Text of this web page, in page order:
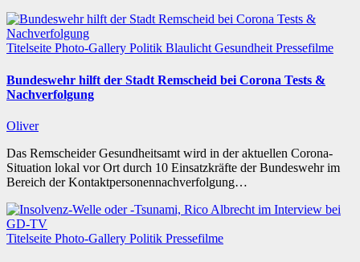
Titelseite Photo-Gallery Politik Blaulicht Gesundheit Pressefilme
Bundeswehr hilft der Stadt Remscheid bei Corona Tests &
Nachverfolgung
Oliver
Das Remscheider Gesundheitsamt wird in der aktuellen Corona-
Situation lokal vor Ort durch 10 Einsatzkräfte der Bundeswehr im
Bereich der Kontaktpersonennachverfolgung…
Titelseite Photo-Gallery Politik Pressefilme